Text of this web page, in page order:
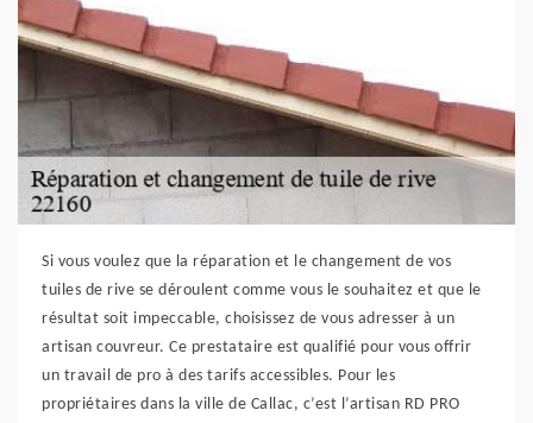
Si vous voulez que la réparation et le changement de vos
tuiles de rive se déroulent comme vous le souhaitez et que le
résultat soit impeccable, choisissez de vous adresser à un
artisan couvreur. Ce prestataire est qualifié pour vous offrir
un travail de pro à des tarifs accessibles. Pour les
propriétaires dans la ville de Callac, c’est l’artisan RD PRO